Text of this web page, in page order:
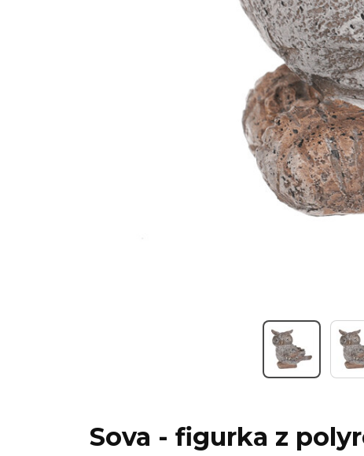
Sova - figurka z